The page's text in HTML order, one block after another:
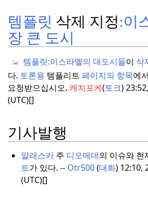
템플릿 삭제 지정:이
장 큰 도시
템플릿:이스라엘의 대도시들이 삭
다. 토론용 템플리트 페이지의 항목에
요청받으십시오. 캐치포케(토크)
(UTC)[]
기사발행
알래스카주 디오메데의 이슈와 현
트가 있다. -- Otr500(대화) 12:10,
(UTC)[]